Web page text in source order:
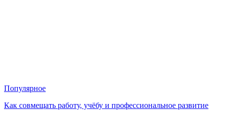
Популярное
Как совмещать работу, учёбу и профессиональное развитие